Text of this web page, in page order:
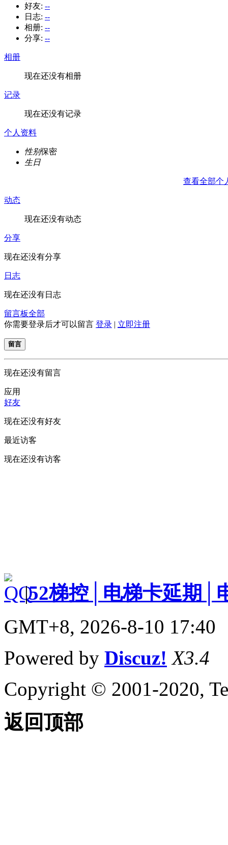
好友: --
日志: --
相册: --
分享: --
相册
现在还没有相册
记录
现在还没有记录
个人资料
性别保密
生日
查看全部个
动态
现在还没有动态
分享
现在还没有分享
日志
现在还没有日志
留言板全部
你需要登录后才可以留言 登录 | 立即注册
留言
现在还没有留言
应用
好友
现在还没有好友
最近访客
现在还没有访客
|52梯控│电梯卡延期│
GMT+8, 2026-8-10 17:40
Powered by Discuz! X3.4
Copyright © 2001-2020,
返回顶部